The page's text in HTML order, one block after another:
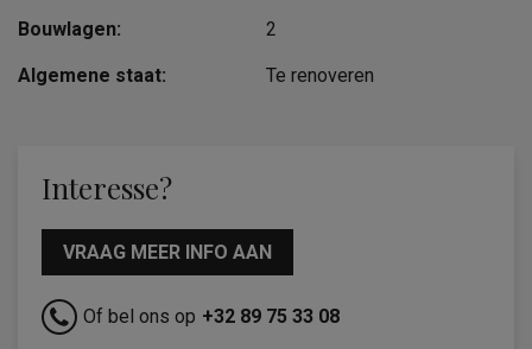
Bouwlagen: 2
Algemene staat: Te renoveren
Interesse?
VRAAG MEER INFO AAN
Of bel ons op +32 89 75 33 08